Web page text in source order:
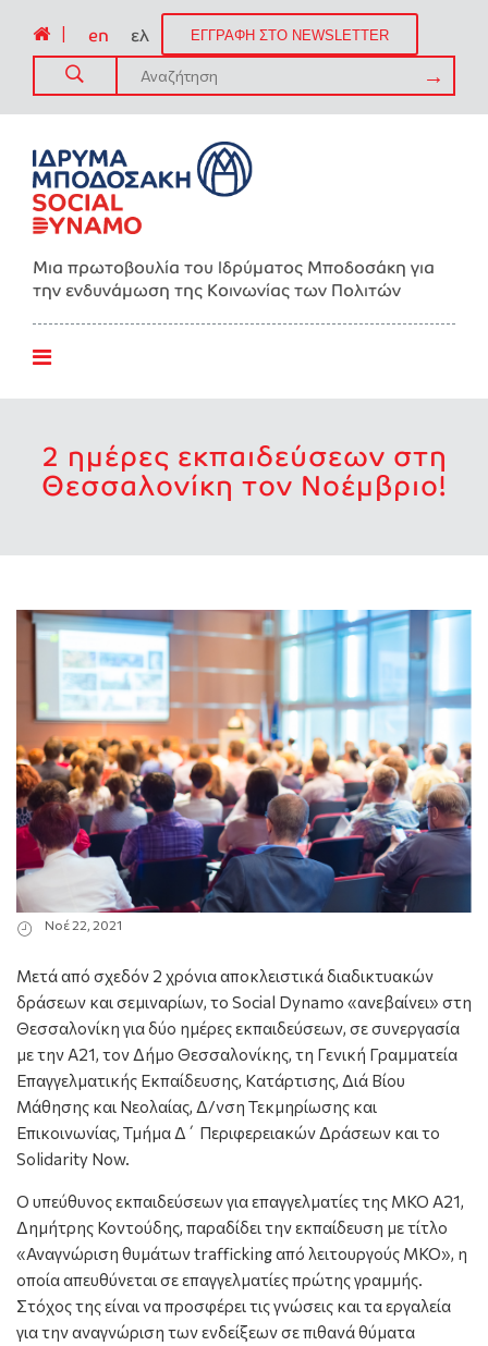
en ελ ΕΓΓΡΑΦΗ ΣΤΟ NEWSLETTER
Μια πρωτοβουλία του Ιδρύματος Μποδοσάκη για
την ενδυνάμωση της Kοινωνίας των Πολιτών
2 ημέρες εκπαιδεύσεων στη
Θεσσαλονίκη τον Νοέμβριο!
Νοέ 22, 2021
Μετά από σχεδόν 2 χρόνια αποκλειστικά διαδικτυακών
δράσεων και σεμιναρίων, το Social Dynamo «ανεβαίνει» στη
Θεσσαλονίκη για δύο ημέρες εκπαιδεύσεων, σε συνεργασία
με την Α21, τον Δήμο Θεσσαλονίκης, τη Γενική Γραμματεία
Επαγγελματικής Εκπαίδευσης, Κατάρτισης, Διά Βίου
Μάθησης και Νεολαίας, Δ/νση Τεκμηρίωσης και
Επικοινωνίας, Τμήμα Δ΄ Περιφερειακών Δράσεων και το
Solidarity Now.
Ο υπεύθυνος εκπαιδεύσεων για επαγγελματίες της ΜΚΟ Α21,
Δημήτρης Κοντούδης, παραδίδει την εκπαίδευση με τίτλο
«Αναγνώριση θυμάτων trafficking από λειτουργούς ΜΚΟ», η
οποία απευθύνεται σε επαγγελματίες πρώτης γραμμής.
Στόχος της είναι να προσφέρει τις γνώσεις και τα εργαλεία
για την αναγνώριση των ενδείξεων σε πιθανά θύματα